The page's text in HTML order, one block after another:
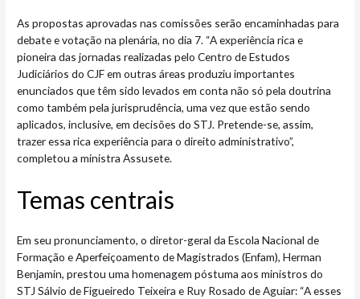
As propostas aprovadas nas comissões serão encaminhadas para
debate e votação na plenária, no dia 7. “A experiência rica e
pioneira das jornadas realizadas pelo Centro de Estudos
Judiciários do CJF em outras áreas produziu importantes
enunciados que têm sido levados em conta não só pela doutrina
como também pela jurisprudência, uma vez que estão sendo
aplicados, inclusive, em decisões do STJ. Pretende-se, assim,
trazer essa rica experiência para o direito administrativo”,
completou a ministra Assusete.
Temas ​​​​centrais
Em seu pronunciamento, o diretor-geral da Escola Nacional de
Formação e Aperfeiçoamento de Magistrados (Enfam), Herman
Benjamin, prestou uma homenagem póstuma aos ministros do
STJ Sálvio de Figueiredo Teixeira e Ruy Rosado de Aguiar: “A esses